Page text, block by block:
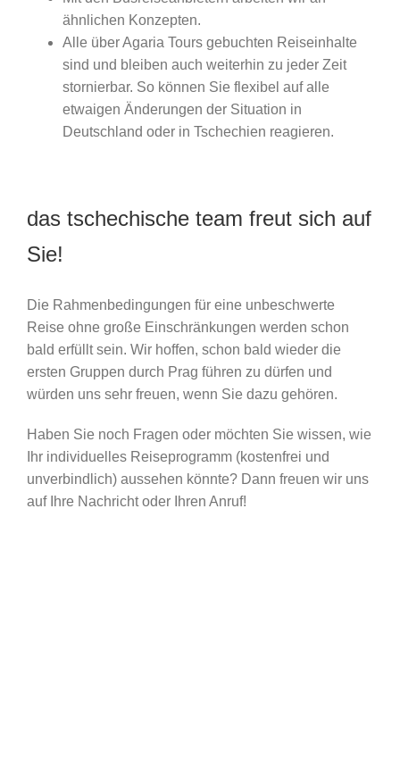
ähnlichen Konzepten.
Alle über Agaria Tours gebuchten Reiseinhalte
sind und bleiben auch weiterhin zu jeder Zeit
stornierbar. So können Sie flexibel auf alle
etwaigen Änderungen der Situation in
Deutschland oder in Tschechien reagieren.
das tschechische team freut sich auf
Sie!
Die Rahmenbedingungen für eine unbeschwerte
Reise ohne große Einschränkungen werden schon
bald erfüllt sein. Wir hoffen, schon bald wieder die
ersten Gruppen durch Prag führen zu dürfen und
würden uns sehr freuen, wenn Sie dazu gehören.
Haben Sie noch Fragen oder möchten Sie wissen, wie
Ihr individuelles Reiseprogramm (kostenfrei und
unverbindlich) aussehen könnte? Dann freuen wir uns
auf Ihre Nachricht oder Ihren Anruf!